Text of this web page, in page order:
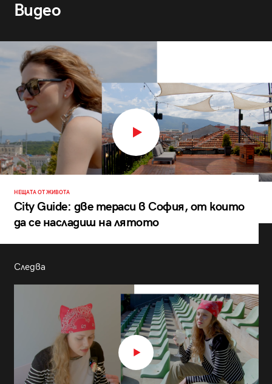
Видео
НЕЩАТА ОТ ЖИВОТА
City Guide: две тераси в София, от които
да се насладиш на лятото
Следва